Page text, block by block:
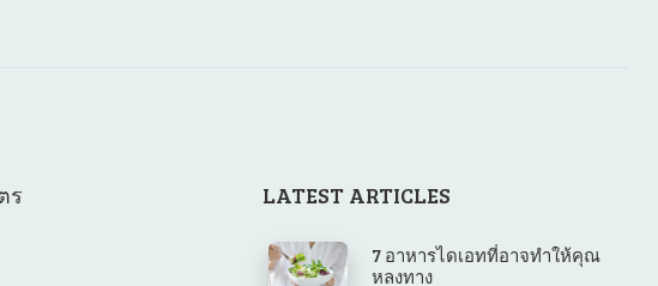
ร LATEST ARTICLES
7 อาหารไดเอทที่อาจทำให้คุณ
หลงทาง